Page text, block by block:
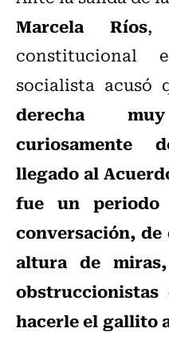
Marcela Ríos,
socialista acusó
derecha
curiosamente
llegado al
fue un periodo
conversación,
altura de
hacerle el gallito